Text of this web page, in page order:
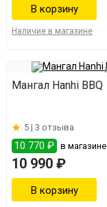
Наличие в магазине
Мангал Hanhi BBQ
5 | 3 отзыва
10 770 ₽ в магазине
10 990 ₽